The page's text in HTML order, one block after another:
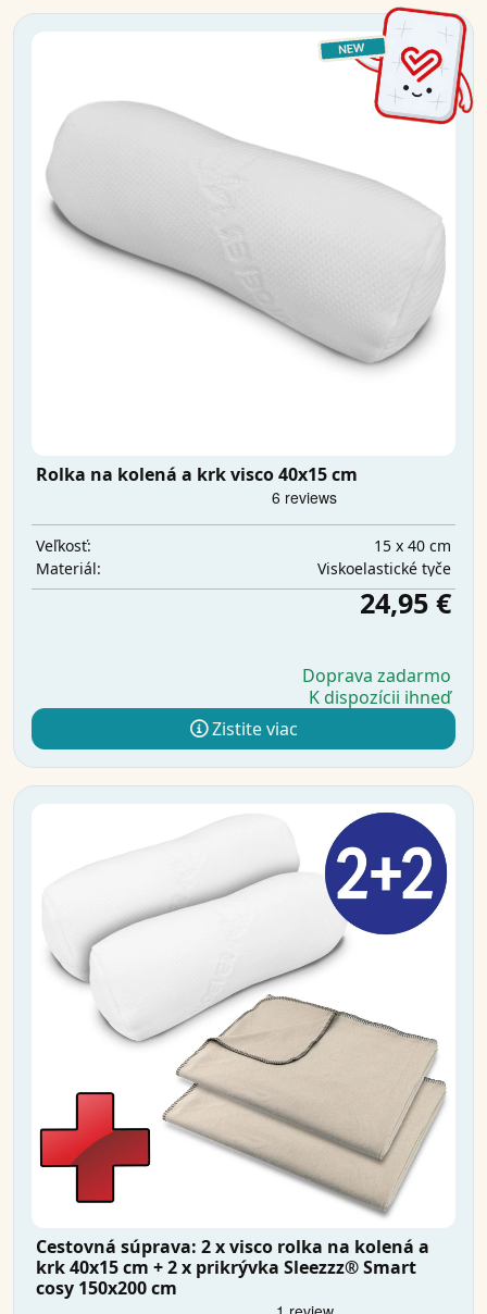
Rolka na kolená a krk visco 40x15 cm
Veľkosť:
15 x 40 cm
Materiál:
Viskoelastické tyče
24,95 €
Doprava zadarmo
K dispozícii ihneď
Zistite viac
Cestovná súprava: 2 x visco rolka na kolená a
krk 40x15 cm + 2 x prikrývka Sleezzz® Smart
cosy 150x200 cm